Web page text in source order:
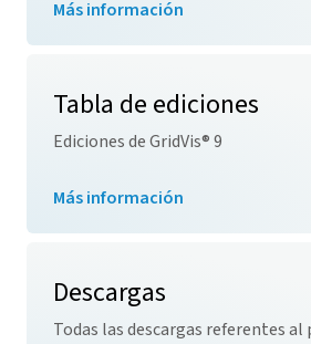
Más información
Tabla de ediciones
Ediciones deGridVis® 9
Más información
Descargas
Todas las descargas referentes